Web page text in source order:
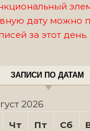
дату можно
за этот день.
ЗАПИСИ ПО ДАТАМ
2026
Чт Пт Сб